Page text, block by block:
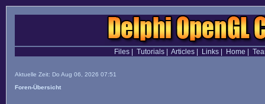
Files| Tutorials| Articles| Links| Home
Aktuelle Zeit: Do Aug 06, 2026 07:51
Foren-Übersicht